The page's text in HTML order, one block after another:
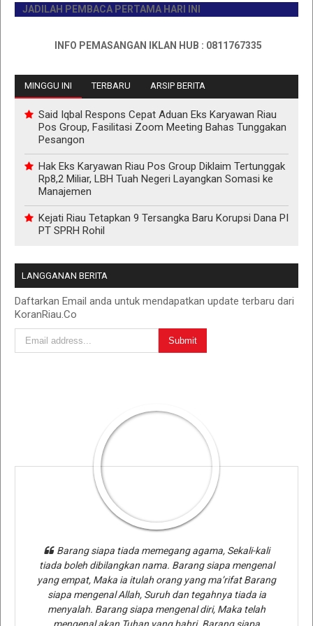
JADILAH PEMBACA PERTAMA HARI INI
INFO PEMASANGAN IKLAN HUB : 0811767335
MINGGU INI TERBARU ARSIP BERITA
Said Iqbal Respons Cepat Aduan Eks Karyawan Riau
Pos Group, Fasilitasi Zoom Meeting Bahas Tunggakan
Pesangon
Hak Eks Karyawan Riau Pos Group Diklaim Tertunggak
Rp8,2 Miliar, LBH Tuah Negeri Layangkan Somasi ke
Manajemen
Kejati Riau Tetapkan 9 Tersangka Baru Korupsi Dana PI
PT SPRH Rohil
LANGGANAN BERITA
Daftarkan Email anda untuk mendapatkan update terbaru dari
KoranRiau.Co
Barang siapa tiada memegang agama, Sekali-kali
tiada boleh dibilangkan nama. Barang siapa mengenal
yang empat, Maka ia itulah orang yang ma’rifat Barang
siapa mengenal Allah, Suruh dan tegahnya tiada ia
menyalah. Barang siapa mengenal diri, Maka telah
mengenal akan Tuhan yang bahri. Barang siapa